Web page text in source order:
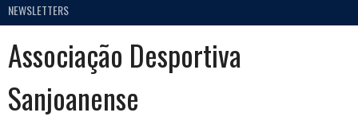
NEWSLETTERS
Associação Desportiva
Sanjoanense